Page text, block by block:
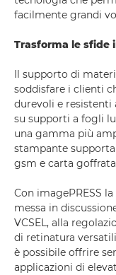
facilmente grandi
Trasforma le sfide
Il supporto di
soddisfare i clienti
durevoli e resistenti
su supporti a fogli
una gamma più
stampante
gsm e carta
Con imagePRESS
messa in
VCSEL, alla
di retinatura
è possibile offrire
applicazioni di